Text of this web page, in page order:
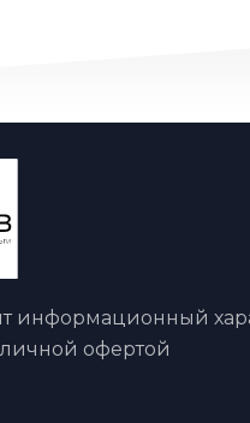
информационный
офертой